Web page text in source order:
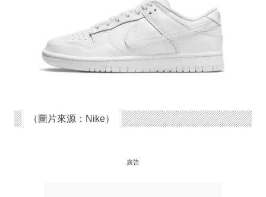
（圖片來源：Nike）
廣告